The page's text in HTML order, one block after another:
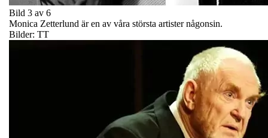
Bild 3 av 6
Monica Zetterlund är en av våra största artister någonsin.
Bilder: TT